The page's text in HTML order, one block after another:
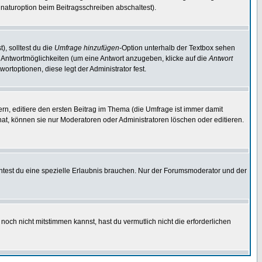
beim Beitragsschreiben abschaltest).
solltest du die Umfrage hinzufügen-Option unterhalb der Textbox sehen
(um eine Antwort anzugeben, klicke auf dieAntwort
diese legt der Administrator fest.
editiere den ersten Beitrag im Thema (die Umfrage ist immer damit
können sie nur Moderatoren oder Administratoren löschen oder editieren.
du eine spezielle Erlaubnis brauchen. Nur der Forumsmoderator und der
nicht mitstimmen kannst, hast du vermutlich nicht die erforderlichen